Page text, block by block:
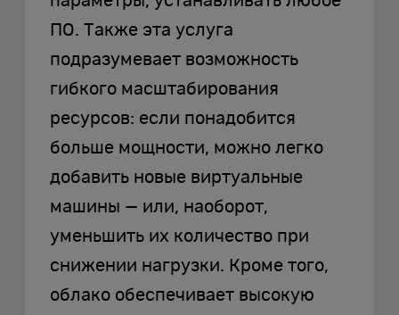
ПО. Также эта услуга
подразумевает возможность
гибкого масштабирования
ресурсов: если понадобится
больше мощности, можно легко
добавить новые виртуальные
машины — или, наоборот,
уменьшить их количество при
снижении нагрузки. Кроме того,
облако обеспечивает высокую